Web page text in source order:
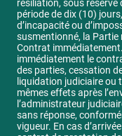
résiliation, sous réserve
période de dix (10)
d’incapacité ou
susmentionné, la Partie
Contrat
immédiatement le
des parties, cessation
liquidation judiciaire
mêmes effets après
l’administrateur
sans réponse,
vigueur. En cas